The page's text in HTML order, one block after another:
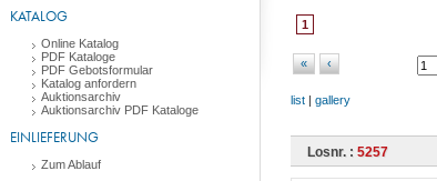
KATALOG
Online Katalog
PDF Kataloge
PDF Gebotsformular
Katalog anfordern
Auktionsarchiv
Auktionsarchiv PDF Kataloge
EINLIEFERUNG
Zum Ablauf
1
« ‹
list | gallery
Losnr. : 5257